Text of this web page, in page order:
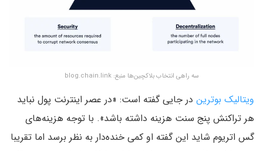
سه راهی انتخاب بلاکچین‌ها منبع: blog.chain.link
ویتالیک بوترین در جایی گفته است: «در عصر اینترنت پول نباید
هر تراکنش پنج سنت هزینه داشته باشد». با توجه هزینه‌های
گس اتریوم شاید این گفته او کمی خنده‌دار به نظر برسد اما تقریبا